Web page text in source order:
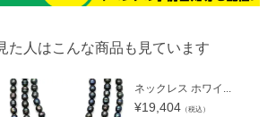
た人はこんな商品も見ています
ネックレス ホワイ...
¥19,404 （税込）